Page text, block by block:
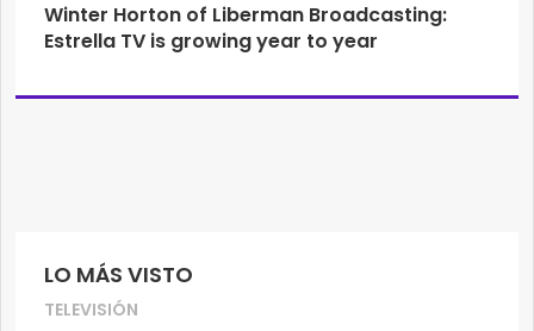
LO MÁS VISTO
TELEVISIÓN
Winter Horton of Liberman Broadcasting:
Estrella TV is growing year to year